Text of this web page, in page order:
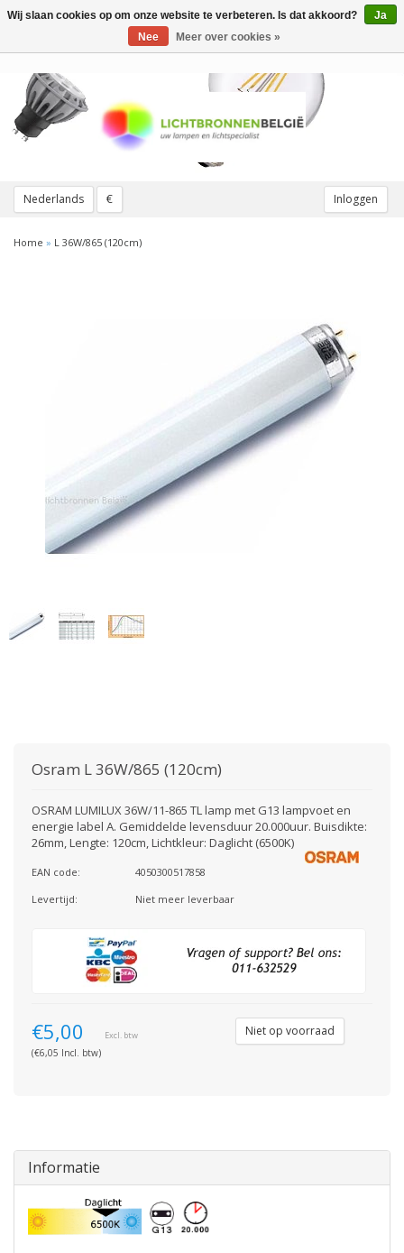
Nederlands € Inloggen
Toggle
Home » L 36W/865 (120cm)
Osram L 36W/865 (120cm)
OSRAM LUMILUX 36W/11-865 TL lamp met G13 lampvoet en
energie label A. Gemiddelde levensduur 20.000uur. Buisdikte:
26mm, Lengte: 120cm, Lichtkleur: Daglicht (6500K)
EAN code:
4050300517858
Levertijd:
Niet meer leverbaar
€5,00 Excl. btw
(€6,05 Incl. btw)
Niet op voorraad
Informatie
Wij slaan cookies op om onze website te verbeteren. Is dat akkoord?
Ja
Nee
Meer over cookies »